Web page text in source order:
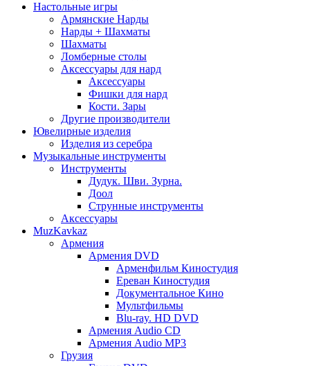
Настольные игры
Армянские Нарды
Нарды + Шахматы
Шахматы
Ломберные столы
Аксессуары для нард
Аксессуары
Фишки для нард
Кости. Зары
Другие производители
Ювелирные изделия
Изделия из серебра
Музыкальные инструменты
Инструменты
Дудук. Шви. Зурна.
Доол
Струнные инструменты
Аксессуары
MuzKavkaz
Армения
Армения DVD
Арменфильм Киностудия
Ереван Киностудия
Документальное Кино
Мультфильмы
Blu-ray. HD DVD
Армения Audio CD
Армения Audio MP3
Грузия